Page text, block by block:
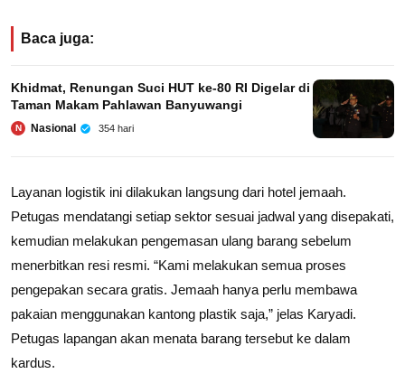
Baca juga:
Khidmat, Renungan Suci HUT ke-80 RI Digelar di
Taman Makam Pahlawan Banyuwangi
N Nasional 354 hari
Layanan logistik ini dilakukan langsung dari hotel jemaah.
Petugas mendatangi setiap sektor sesuai jadwal yang disepakati,
kemudian melakukan pengemasan ulang barang sebelum
menerbitkan resi resmi. “Kami melakukan semua proses
pengepakan secara gratis. Jemaah hanya perlu membawa
pakaian menggunakan kantong plastik saja,” jelas Karyadi.
Petugas lapangan akan menata barang tersebut ke dalam
kardus.